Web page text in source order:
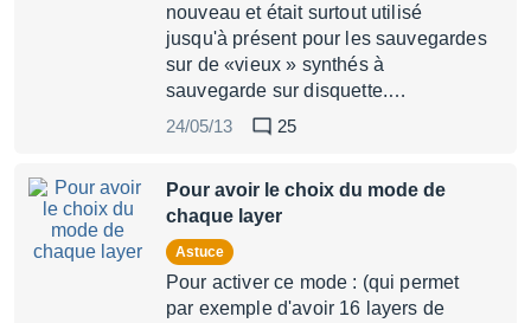
nouveau et était surtout utilisé
jusqu'à présent pour les sauvegardes
sur de «vieux » synthés à
sauvegarde sur disquette.…
24/05/13
25
Pour avoir le choix du mode de
chaque layer
Astuce
Pour activer ce mode : (qui permet
par exemple d'avoir 16 layers de